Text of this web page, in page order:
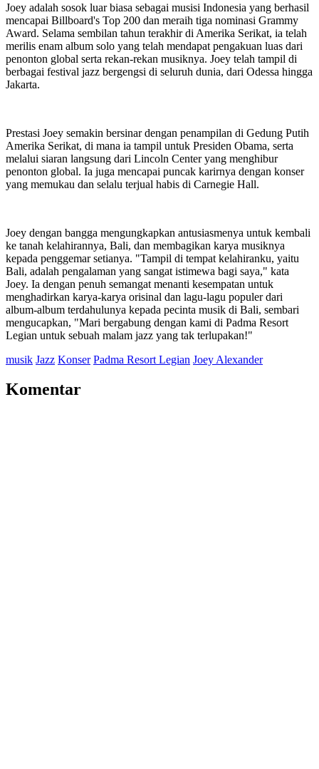
Joey adalah sosok luar biasa sebagai musisi Indonesia yang berhasil
mencapai Billboard's Top 200 dan meraih tiga nominasi Grammy
Award. Selama sembilan tahun terakhir di Amerika Serikat, ia telah
merilis enam album solo yang telah mendapat pengakuan luas dari
penonton global serta rekan-rekan musiknya. Joey telah tampil di
berbagai festival jazz bergengsi di seluruh dunia, dari Odessa hingga
Jakarta.
Prestasi Joey semakin bersinar dengan penampilan di Gedung Putih
Amerika Serikat, di mana ia tampil untuk Presiden Obama, serta
melalui siaran langsung dari Lincoln Center yang menghibur
penonton global. Ia juga mencapai puncak karirnya dengan konser
yang memukau dan selalu terjual habis di Carnegie Hall.
Joey dengan bangga mengungkapkan antusiasmenya untuk kembali
ke tanah kelahirannya, Bali, dan membagikan karya musiknya
kepada penggemar setianya. "Tampil di tempat kelahiranku, yaitu
Bali, adalah pengalaman yang sangat istimewa bagi saya," kata
Joey. Ia dengan penuh semangat menanti kesempatan untuk
menghadirkan karya-karya orisinal dan lagu-lagu populer dari
album-album terdahulunya kepada pecinta musik di Bali, sembari
mengucapkan, "Mari bergabung dengan kami di Padma Resort
Legian untuk sebuah malam jazz yang tak terlupakan!"
musik Jazz Konser Padma Resort Legian Joey Alexander
Komentar